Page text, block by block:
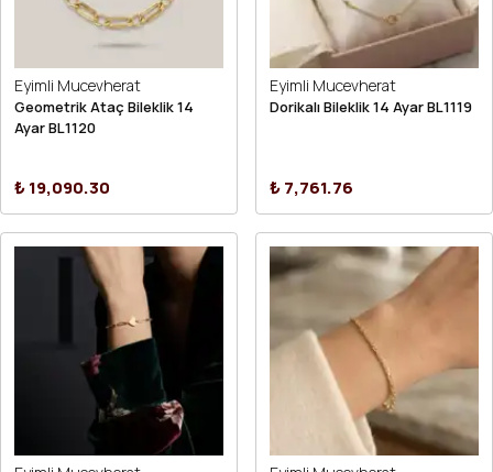
Eyimli Mucevherat
Geometrik Ataç Bileklik 14
Ayar BL1120
₺ 19,090.30
Eyimli Mucevherat
Dorikalı Bileklik 14 Ayar BL1119
₺ 7,761.76